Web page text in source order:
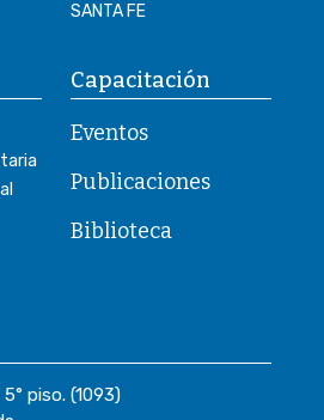
SANTA FE
Capacitación
Eventos
Publicaciones
Biblioteca
piso. (1093)